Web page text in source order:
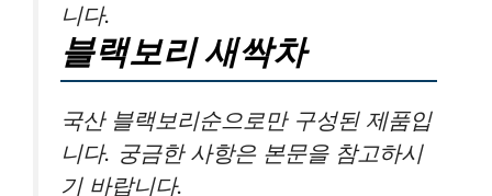
니다.
블랙보리 새싹차
국산 블랙보리순으로만 구성된 제품입
니다. 궁금한 사항은 본문을 참고하시
기 바랍니다.